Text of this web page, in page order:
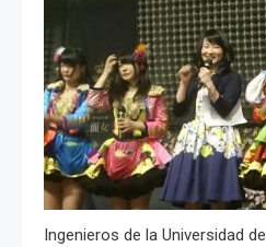
Ingenieros de la Universidad